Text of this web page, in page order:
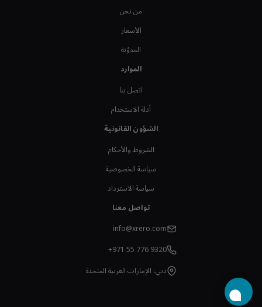
من نحن
الأسعار
المدوّنة
الموارد
اتصل بنا
أدلة الاستخدام
الشؤون القانونية
الشروط والأحكام
سياسة الخصوصية
سياسة الاسترداد
تواصل معنا
info@xrero.com
+971 55 776 9320
دبي، الإمارات العربية المتحدة